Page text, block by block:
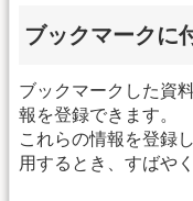
ブックマークに
ブックマークした資
報を登録できます。
これらの情報を登録
用するとき、すばや